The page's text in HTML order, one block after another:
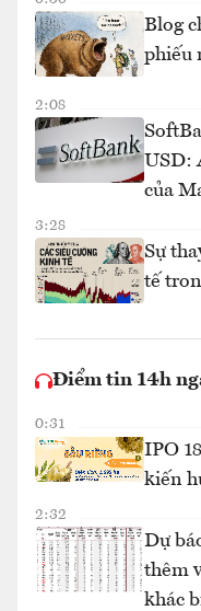
Blog
phiếu
2:08
USD:
của
3:28
Sự
tế
Điểm tin 14h
0:31
IPO
kiến
2:32
Dự
thêm
khác